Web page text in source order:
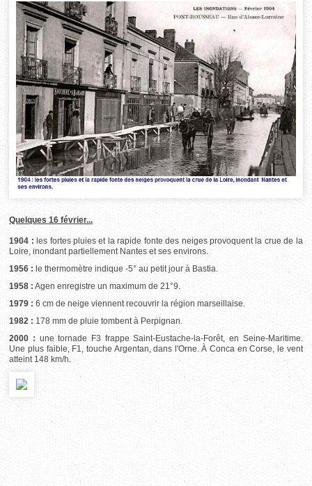
Quelques 16 février...
1904 : les fortes pluies et la rapide fonte des neiges provoquent la crue de la
Loire, inondant partiellement Nantes et ses environs.
1956 : le thermomètre indique -5° au petit jour à Bastia.
1958 : Agen enregistre un maximum de 21°9.
1979 : 6 cm de neige viennent recouvrir la région marseillaise.
1982 : 178 mm de pluie tombent à Perpignan.
2000 : une tornade F3 frappe Saint-Eustache-la-Forêt, en Seine-Maritime.
Une plus faible, F1, touche Argentan, dans l'Orne. À Conca en Corse, le vent
atteint 148 km/h.